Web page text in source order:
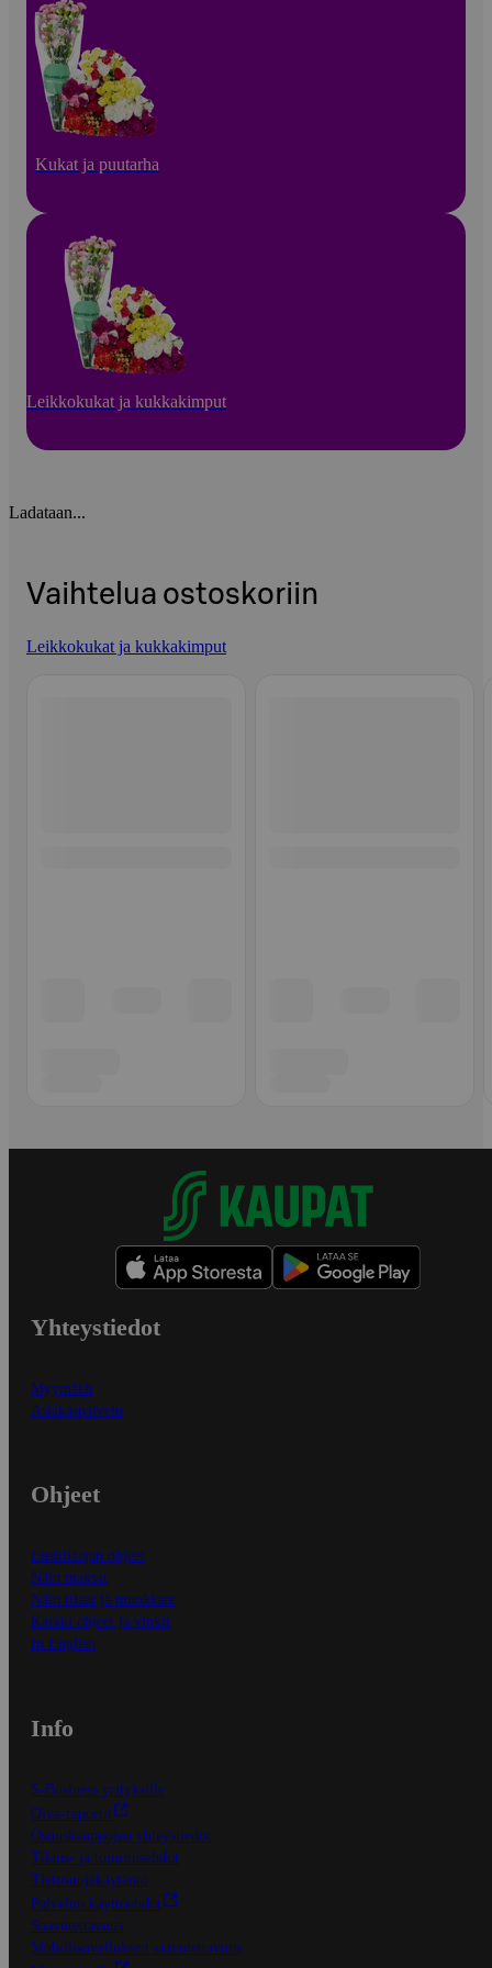
Kukat ja puutarha
Leikkokukat ja kukkakimput
Ladataan...
Vaihtelua ostoskoriin
Leikkokukat ja kukkakimput
Yhteystiedot
Myymälät
Asiakaspalvelu
Ohjeet
Ensitilaajan ohjeet
Näin maksat
Näin tilaat ja muokkaat
Kaikki ohjeet ja vinkit
In English
Info
S-Business yrityksille
Oiva-raportit
Osuuskauppojen yhteystiedot
Tilaus- ja toimitusehdot
Tietosuojakäytäntö
Palvelun käyttöehdot
Saavutettavuus
Mobiilisovelluksen saavutettavuus